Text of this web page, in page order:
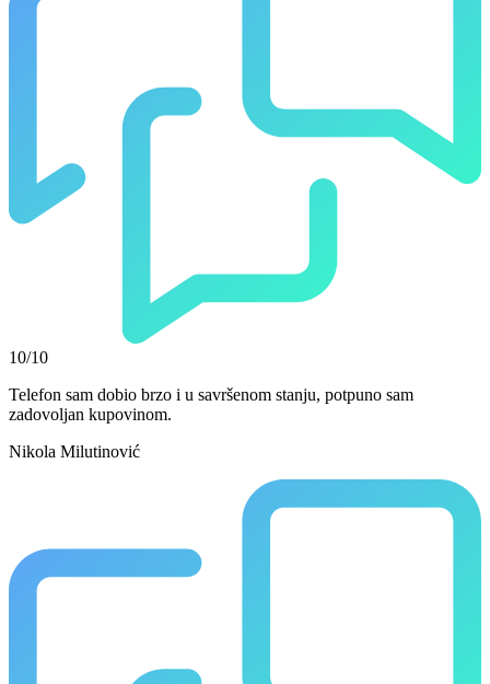
10/10
Telefon sam dobio brzo i u savršenom stanju, potpuno sam
zadovoljan kupovinom.
Nikola Milutinović